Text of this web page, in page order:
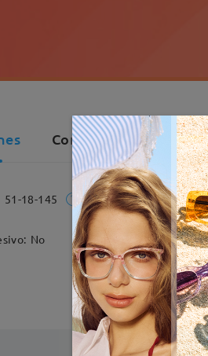
Comentarios de
51-18-145 Ancho
No Bisagra